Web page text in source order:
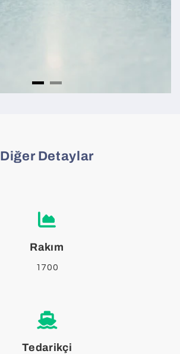
Diğer Detaylar
Rakım
1700
Tedarikçi